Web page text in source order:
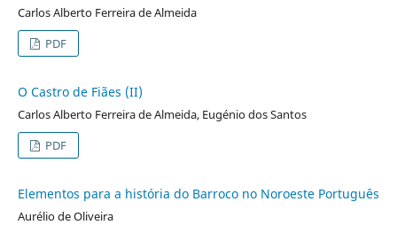
Carlos Alberto Ferreira de Almeida
PDF
O Castro de Fiães (II)
Carlos Alberto Ferreira de Almeida, Eugénio dos Santos
PDF
Elementos para a história do Barroco no Noroeste Português
Aurélio de Oliveira